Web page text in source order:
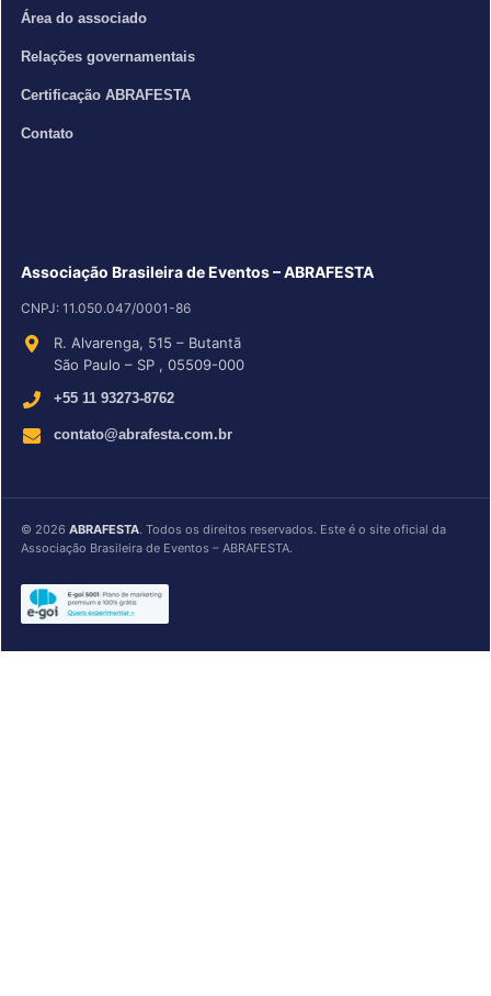
Área do associado
Relações governamentais
Certificação ABRAFESTA
Contato
Associação Brasileira de Eventos – ABRAFESTA
CNPJ: 11.050.047/0001-86
R. Alvarenga, 515 – Butantã
São Paulo – SP , 05509-000
+55 11 93273-8762
contato@abrafesta.com.br
© 2026 ABRAFESTA. Todos os direitos reservados. Este é o site oficial da
Associação Brasileira de Eventos – ABRAFESTA.